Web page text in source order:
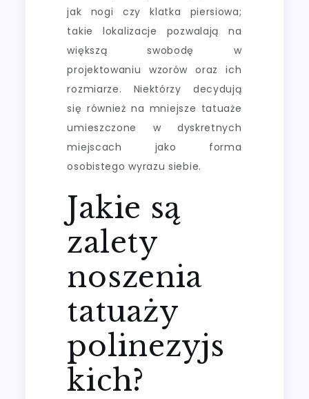
jak nogi czy klatka piersiowa;
takie lokalizacje pozwalają na
większą swobodę w
projektowaniu wzorów oraz ich
rozmiarze. Niektórzy decydują
się również na mniejsze tatuaże
umieszczone w dyskretnych
miejscach jako forma
osobistego wyrazu siebie.
Jakie są
zalety
noszenia
tatuaży
polinezyjs
kich?